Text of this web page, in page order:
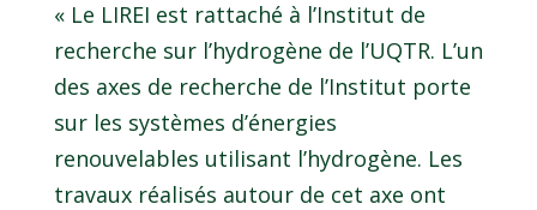
« Le LIREI est rattaché à l’Institut de
recherche sur l’hydrogène de l’UQTR. L’un
des axes de recherche de l’Institut porte
sur les systèmes d’énergies
renouvelables utilisant l’hydrogène. Les
travaux réalisés autour de cet axe ont